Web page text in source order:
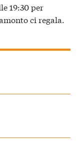
19:30 per
ci regala.